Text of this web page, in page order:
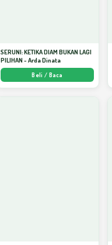
SERUNI: KETIKA DIAM BUKAN LAGI
PILIHAN - Arda Dinata
Beli / Baca